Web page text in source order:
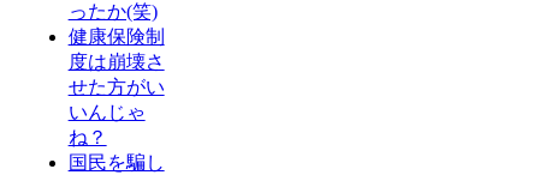
ったか(笑)
健康保険制
度は崩壊さ
せた方がい
いんじゃ
ね？
国民を騙し